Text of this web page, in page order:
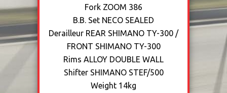
Fork ZOOM 386
B.B. Set NECO SEALED
Derailleur REAR SHIMANO TY-300 /
FRONT SHIMANO TY-300
Rims ALLOY DOUBLE WALL
Shifter SHIMANO STEF/500
Weight 14kg